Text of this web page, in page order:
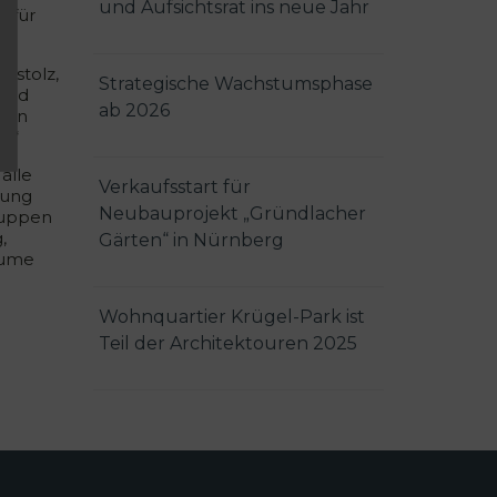
für
stolz,
und Aufsichtsrat ins neue Jahr
Strategische Wachstumsphase
ab 2026
Verkaufsstart für
Neubauprojekt „Gründlacher
Gärten“ in Nürnberg
Wohnquartier Krügel-Park ist
Teil der Architektouren 2025